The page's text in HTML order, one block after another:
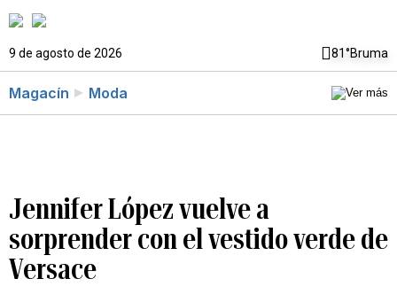
9 de agosto de 2026 81°Bruma
Magacín Moda
Jennifer López vuelve a
sorprender con el vestido verde de
Versace